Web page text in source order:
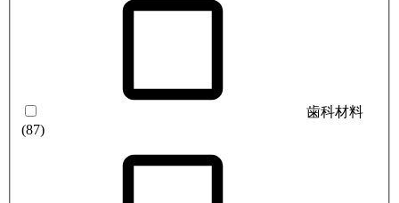
歯科材料
(87)